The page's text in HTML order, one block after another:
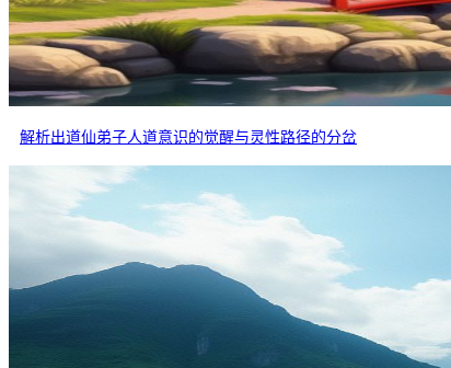
解析出道仙弟子人道意识的觉醒与灵性路径的分岔